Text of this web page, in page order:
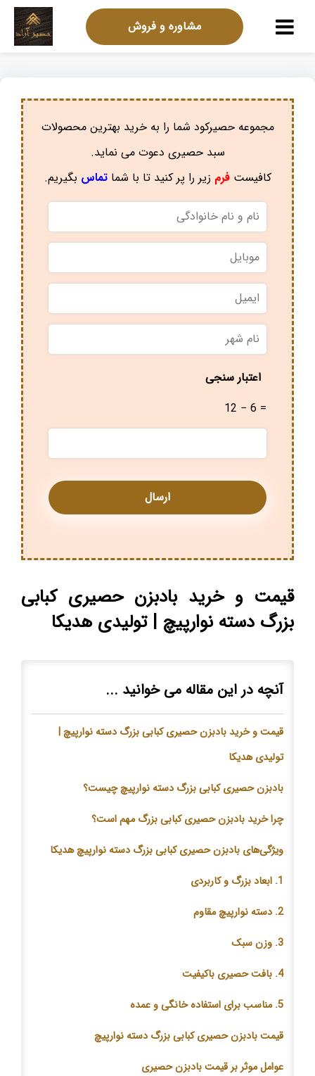
مشاوره و فروش
مجموعه حصیرکود شما را به خرید بهترین محصولات
سبد حصیری دعوت می نماید.
کافیستفرم زیر را پر کنید تا با شماتماس بگیریم.
نام
و
نام
خانوادگی
موبایل
ایمیل
نام
شهر *
اعتبار سنجی
12 − 6 =
قیمت و خرید بادبزن حصیری کبابی
بزرگ دسته نوارپیچ | تولیدی هدیکا
آنچه در این مقاله می خوانید ...
قیمت و خرید بادبزن حصیری کبابی بزرگ دسته نوارپیچ |
تولیدی هدیکا
بادبزن حصیری کبابی بزرگ دسته نوارپیچ چیست؟
چرا خرید بادبزن حصیری کبابی بزرگ مهم است؟
ویژگی‌های بادبزن حصیری کبابی بزرگ دسته نوارپیچ هدیکا
1. ابعاد بزرگ و کاربردی
2. دسته نوارپیچ مقاوم
3. وزن سبک
4. بافت حصیری باکیفیت
5. مناسب برای استفاده خانگی و عمده
قیمت بادبزن حصیری کبابی بزرگ دسته نوارپیچ
عوامل موثر بر قیمت بادبزن حصیری